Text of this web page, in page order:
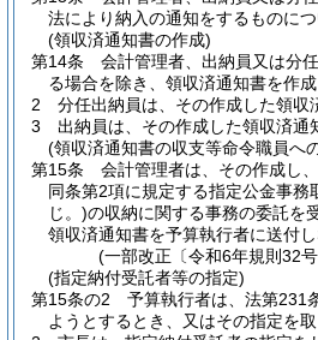
法により納入の通知をするものに
(領収済通知書の作成)
第14条
会計管理者、出納員又は分
る場合を除き、領収済通知書を作
2
分任出納員は、その作成した領収
3
出納員は、その作成した領収済通
(領収済通知書の収支等命令職員へ
第15条
会計管理者は、その作成し
同条第2項に規定する指定公金事務
じ。)の収納に関する事務の委託を
領収済通知書を予算執行者に送付し
(一部改正〔令和6年規則32
(指定納付受託者等の指定)
第15条の2
予算執行者は、法第231
ようとするとき、又はその指定を